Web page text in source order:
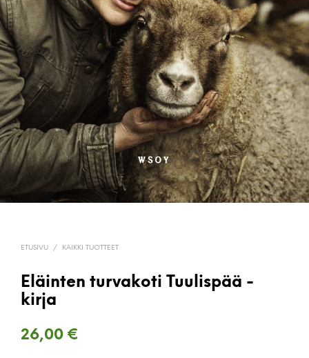
ETUSIVU / KAIKKI TUOTTEET
Eläinten turvakoti Tuulispää -
kirja
26,00 €